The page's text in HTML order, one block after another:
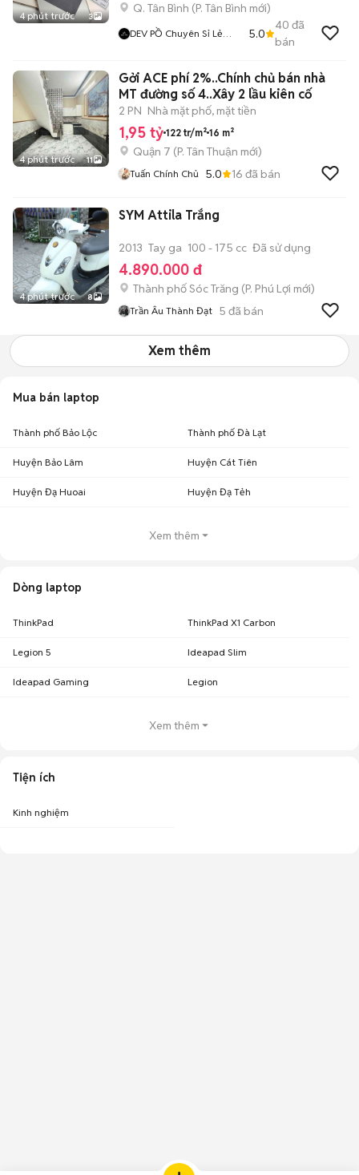
4 phút trước 3
Q. Tân Bình (P. Tân Bình mới)
DEV PỒ Chuyên Sỉ Lẻ
5.0
40 đã
bán
4 phút trước 11
Gởi ACE phí 2%..Chính chủ bán nhà
MT đường số 4..Xây 2 lầu kiên cố
2 PN Nhà mặt phố, mặt tiền
1,95 tỷ 122 tr/m² 16 m²
Quận 7 (P. Tân Thuận mới)
Tuấn Chính Chủ 5.0 16 đã bán
4 phút trước 8
SYM Attila Trắng
2013 Tay ga 100 - 175 cc Đã sử dụng
4.890.000 đ
Thành phố Sóc Trăng (P. Phú Lợi mới)
Trần Âu Thành Đạt 5 đã bán
Xem thêm
Mua bán laptop
Thành phố Bảo Lộc Thành phố Đà Lạt
Huyện Bảo Lâm Huyện Cát Tiên
Huyện Đạ Huoai Huyện Đạ Tẻh
Xem thêm
Dòng laptop
ThinkPad ThinkPad X1 Carbon
Legion 5 Ideapad Slim
Ideapad Gaming Legion
Xem thêm
Tiện ích
Kinh nghiệm